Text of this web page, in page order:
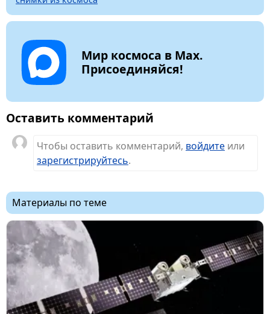
Мир космоса в Max.
Присоединяйся!
Оставить комментарий
Чтобы оставить комментарий, войдите или
зарегистрируйтесь.
Материалы по теме